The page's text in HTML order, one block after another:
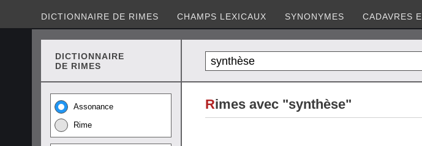
DICTIONNAIRE DE RIMES CHAMPS LEXICAUX SYNONYMES CADAVRES
DICTIONNAIRE
DE RIMES
Assonance
Rime
Rimes avec "synthèse"